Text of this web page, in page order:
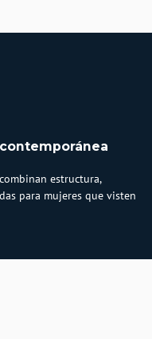
estructura,
para mujeres que visten